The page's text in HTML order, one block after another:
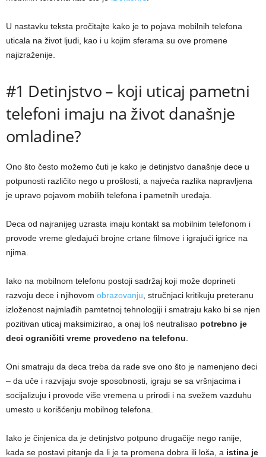
U nastavku teksta pročitajte kako je to pojava mobilnih telefona
uticala na život ljudi, kao i u kojim sferama su ove promene
najizraženije.
#1 Detinjstvo – koji uticaj pametni
telefoni imaju na život današnje
omladine?
Ono što često možemo čuti je kako je detinjstvo današnje dece u
potpunosti različito nego u prošlosti, a najveća razlika napravljena
je upravo pojavom mobilih telefona i pametnih uređaja.
Deca od najranijeg uzrasta imaju kontakt sa mobilnim telefonom i
provode vreme gledajući brojne crtane filmove i igrajući igrice na
njima.
Iako na mobilnom telefonu postoji sadržaj koji može doprineti
razvoju dece i njihovom obrazovanju , stručnjaci kritikuju preteranu
izloženost najmlađih pamtetnoj tehnologiji i smatraju kako bi se njen
pozitivan uticaj maksimizirao, a onaj loš neutralisao potrebno je
deci ograničiti vreme provedeno na telefonu
Oni smatraju da deca treba da rade sve ono što je namenjeno deci
– da uče i razvijaju svoje sposobnosti, igraju se sa vršnjacima i
socijalizuju i provode više vremena u prirodi i na svežem vazduhu
umesto u korišćenju mobilnog telefona.
Iako je činjenica da je detinjstvo potpuno drugačije nego ranije,
kada se postavi pitanje da li je ta promena dobra ili loša, a istina je